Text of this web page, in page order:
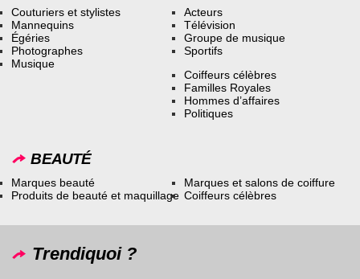
Couturiers et stylistes
Mannequins
Égéries
Photographes
Musique
Acteurs
Télévision
Groupe de musique
Sportifs
Coiffeurs célèbres
Familles Royales
Hommes d’affaires
Politiques
BEAUTÉ
Marques beauté
Produits de beauté et maquillage
Marques et salons de coiffure
Coiffeurs célèbres
Trendiquoi ?